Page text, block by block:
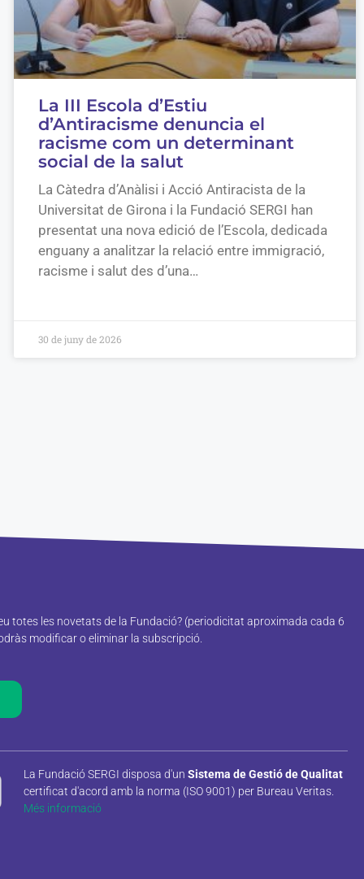
La III Escola d’Estiu
d’Antiracisme denuncia el
racisme com un determinant
social de la salut
La Càtedra d’Anàlisi i Acció Antiracista de la
Universitat de Girona i la Fundació SERGI han
presentat una nova edició de l’Escola, dedicada
enguany a analitzar la relació entre immigració,
racisme i salut des d’una…
30 de juny de 2026
totes les novetats de la Fundació? (periodicitat aproximada cada 6
modificar o eliminar la subscripció.
La Fundació SERGI disposa d'un Sistema de Gestió de Qualitat
certificat d'acord amb la norma (ISO 9001) per Bureau Veritas.
Més informació